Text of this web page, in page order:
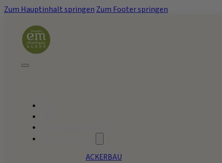
Zum Hauptinhalt springen Zum Footer springen
ACKERBAU